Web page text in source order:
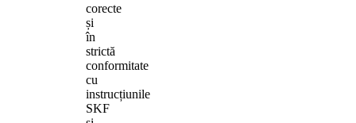
corecte
și
în
strictă
conformitate
cu
instrucțiunile
SKF